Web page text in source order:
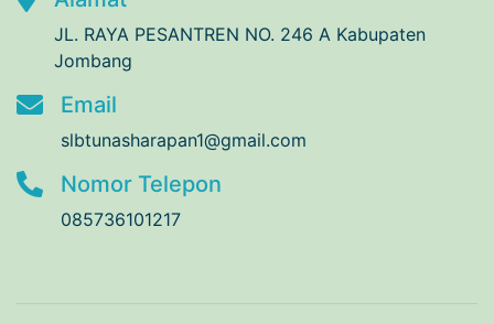
JL. RAYA PESANTREN NO. 246 A Kabupaten
Jombang
Email
slbtunasharapan1@gmail.com
Nomor Telepon
085736101217